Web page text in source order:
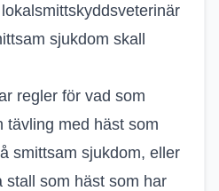
sjukdom skall
regler för vad som
tävling med häst som
smittsam sjukdom, eller
stall som häst som har